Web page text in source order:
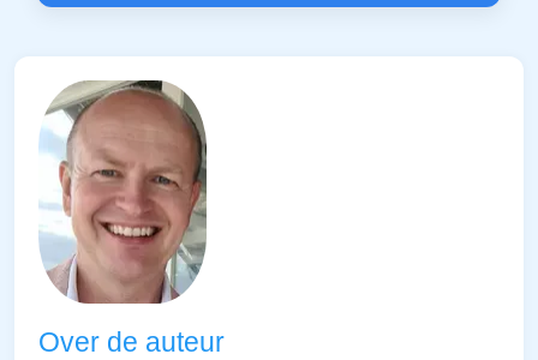
Over de auteur